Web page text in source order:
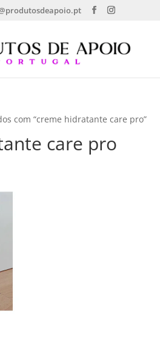
com “creme hidratante care pro”
care pro